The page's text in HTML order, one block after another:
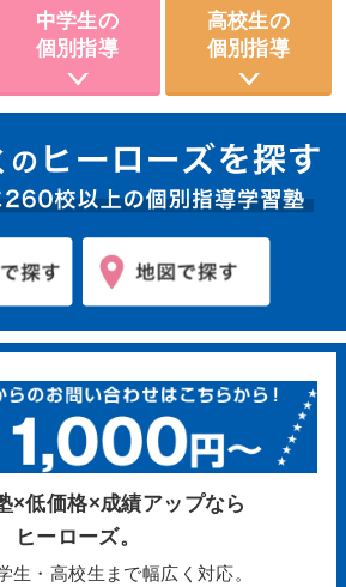
中学生の
個別指導
高校生の
個別指導
×低価格×成績アップなら
ヒーローズ。
生・高校生まで幅広く対応。